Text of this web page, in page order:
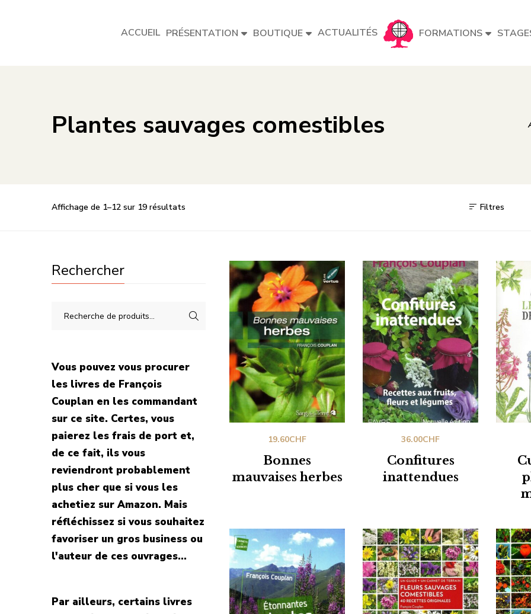
ACCUEIL PRÉSENTATION BOUTIQUE ACTUALITÉS FORMATIONS
Plantes sauvages comestibles
Affichage de 1–12 sur 19 résultats Filtres
Bonnes
mauvaises herbes
19.60CHF
Confitures
inattendues
36.00CHF
Rechercher
Vous pouvez vous procurer
les livres de François
Couplan en les commandant
sur ce site. Certes, vous
paierez les frais de port et,
de ce fait, ils vous
reviendront probablement
plus cher que si vous les
achetiez sur Amazon. Mais
réfléchissez si vous souhaitez
favoriser un gros business ou
l'auteur de ces ouvrages...
Par ailleurs, certains livres